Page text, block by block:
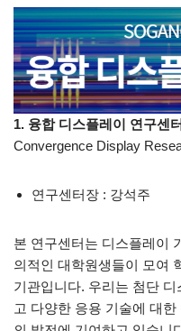
1. 융합 디스플레이 연구센터
Convergence Display
연구센터장 : 강석주
본 연구센터는 디스플레이
의적인 대학원생들이 모여
기관입니다. 우리는 첨단
고 다양한 응용 기술에 대